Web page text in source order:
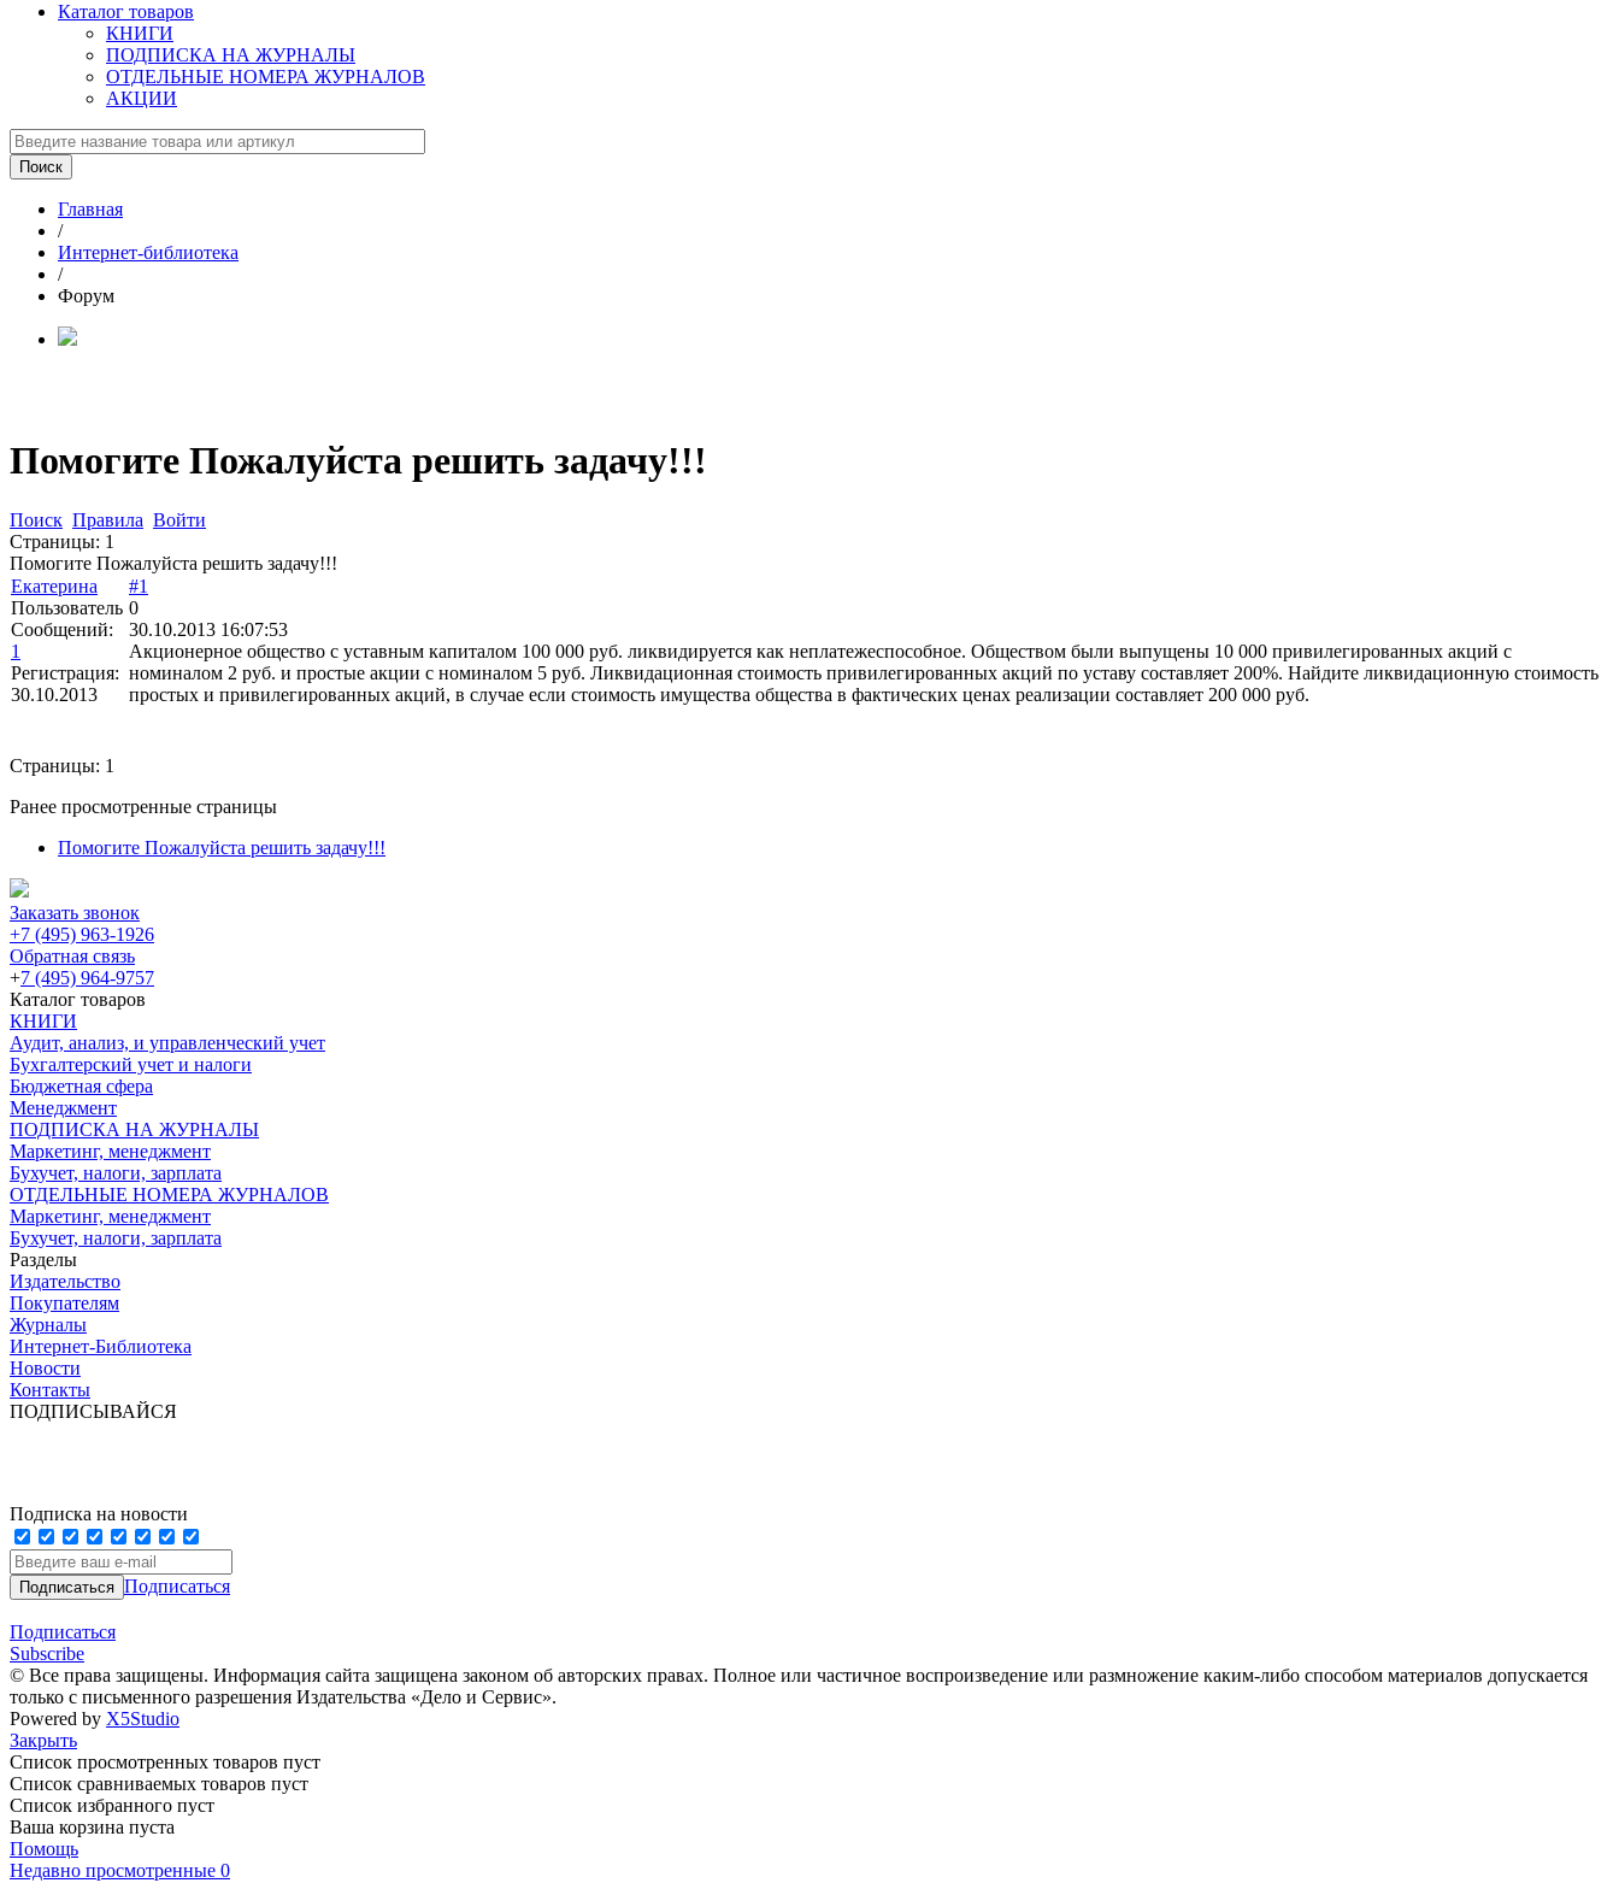
Каталог товаров
КНИГИ
ПОДПИСКА НА ЖУРНАЛЫ
ОТДЕЛЬНЫЕ НОМЕРА ЖУРНАЛОВ
АКЦИИ
Главная
/
Интернет-библиотека
/
Форум
Помогите Пожалуйста решить задачу!!!
Поиск Правила Войти
Страницы: 1
Помогите Пожалуйста решить задачу!!!
Екатерина
Пользователь
Сообщений:
1
Регистрация:
30.10.2013
#1
0
30.10.2013 16:07:53
Акционерное общество с уставным капиталом 100 000 руб. ликвидируется как неплатежеспособное. Обществом были выпущены 10 000 привилегированных акций с
номиналом 2 руб. и простые акции с номиналом 5 руб. Ликвидационная стоимость привилегированных акций по уставу составляет 200%. Найдите ликвидационную стоимость
простых и привилегированных акций, в случае если стоимость имущества общества в фактических ценах реализации составляет 200 000 руб.
Страницы: 1
Ранее просмотренные страницы
Помогите Пожалуйста решить задачу!!!
Заказать звонок
+7 (495) 963-1926
Обратная связь
+7 (495) 964-9757
Каталог товаров
КНИГИ
Аудит, анализ, и управленческий учет
Бухгалтерский учет и налоги
Бюджетная сфера
Менеджмент
ПОДПИСКА НА ЖУРНАЛЫ
Маркетинг, менеджмент
Бухучет, налоги, зарплата
ОТДЕЛЬНЫЕ НОМЕРА ЖУРНАЛОВ
Маркетинг, менеджмент
Бухучет, налоги, зарплата
Разделы
Издательство
Покупателям
Журналы
Интернет-Библиотека
Новости
Контакты
ПОДПИСЫВАЙСЯ
Подписка на новости
Подписаться
Подписаться
Subscribe
© Все права защищены. Информация сайта защищена законом об авторских правах. Полное или частичное воспроизведение или размножение каким-либо способом материалов допускается
только с письменного разрешения Издательства «Дело и Сервис».
Powered by X5Studio
Закрыть
Список просмотренных товаров пуст
Список сравниваемых товаров пуст
Список избранного пуст
Ваша корзина пуста
Помощь
Недавно просмотренные 0